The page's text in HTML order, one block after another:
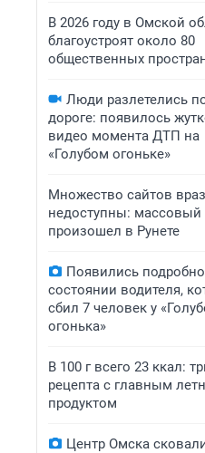
В 2026 году в Омской
благоустроят около 80
общественных
Люди разлетелись
дороге: появилось
видео момента ДТП на
«Голубом огоньке»
Множество сайтов
недоступны: массовый
произошел в Рунете
Появились
состоянии водителя,
сбил 7 человек у
огонька»
В 100 г всего 23 ккал:
рецепта с главным
продуктом
Центр Омска